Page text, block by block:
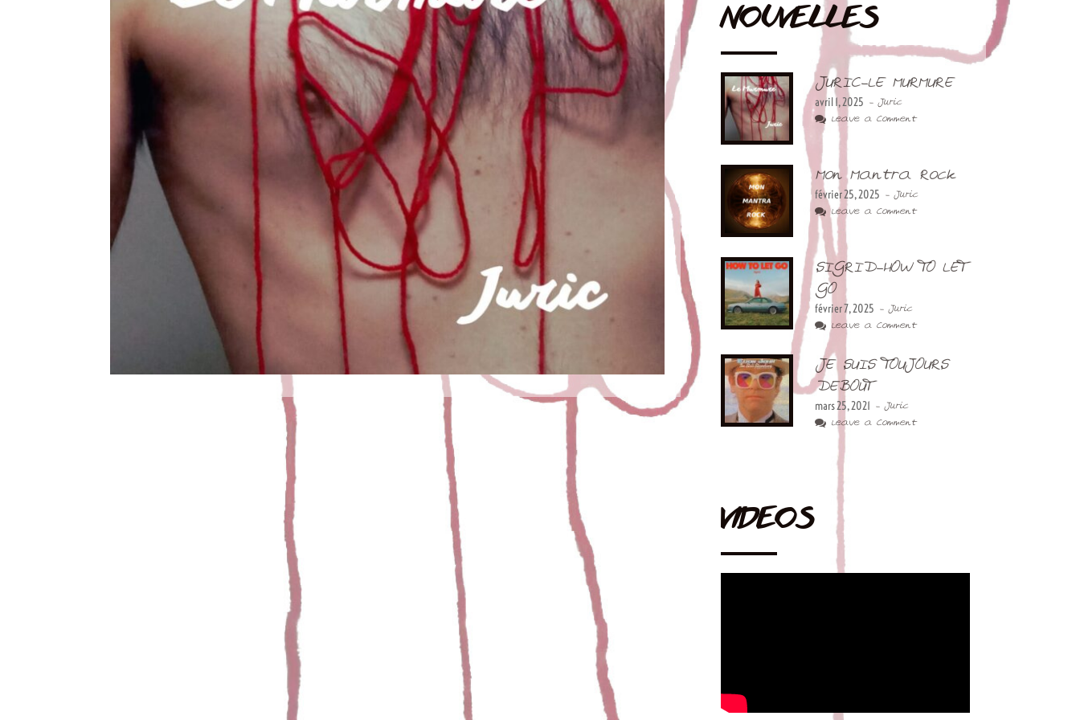
JURIC-LE MURMURE
1 avril 2025
Juric
Leave a Comment
Nouveau 4 titres… Nouveau 4 titres « Le Murmure », en savoir plus
READ MORE
NOUVELLES
JURIC-LE MURMURE
avril 1, 2025 - Juric
Leave a Comment
Mon Mantra Rock
février 25, 2025 - Juric
Leave a Comment
SIGRID-HOW TO LET
GO
février 7, 2025 - Juric
Leave a Comment
JE SUIS TOUJOURS
DEBOUT
mars 25, 2021 - Juric
Leave a Comment
VIDEOS